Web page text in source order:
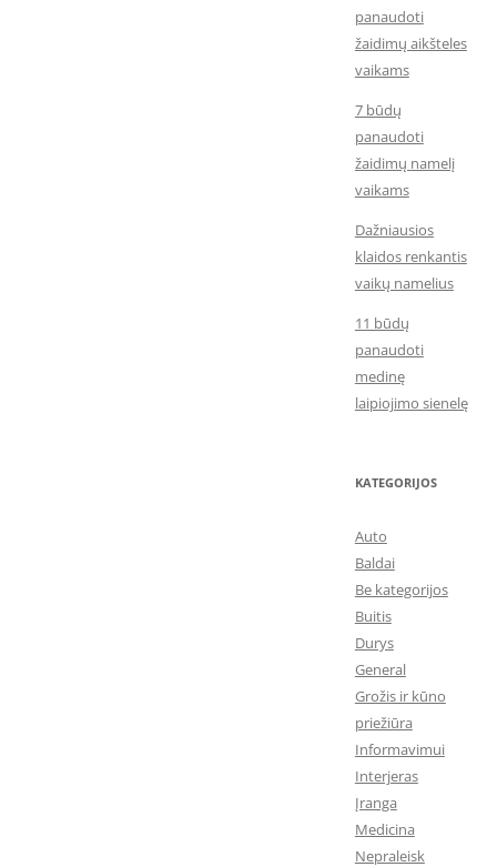
panaudoti
žaidimų aikšteles
vaikams
7 būdų
panaudoti
žaidimų namelį
vaikams
Dažniausios
klaidos renkantis
vaikų namelius
11 būdų
panaudoti
medinę
laipiojimo sienelę
KATEGORIJOS
Auto
Baldai
Be kategorijos
Buitis
Durys
General
Grožis ir kūno
priežiūra
Informavimui
Interjeras
Įranga
Medicina
Nepraleisk